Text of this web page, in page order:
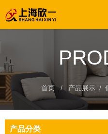
首页/ 产品展示 /
产品分类